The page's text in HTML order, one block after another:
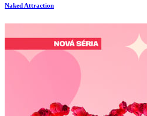
Naked Attraction